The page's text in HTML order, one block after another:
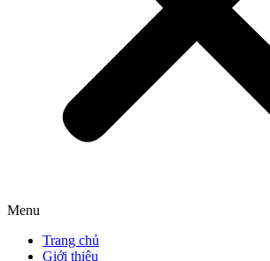
Menu
Trang chủ
Giới thiệu